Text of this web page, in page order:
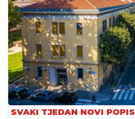
SVAKI TJEDAN NOVI POPIS